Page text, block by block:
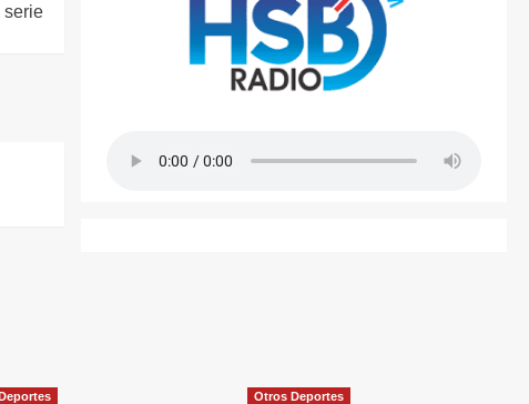
serie
Otros Deportes